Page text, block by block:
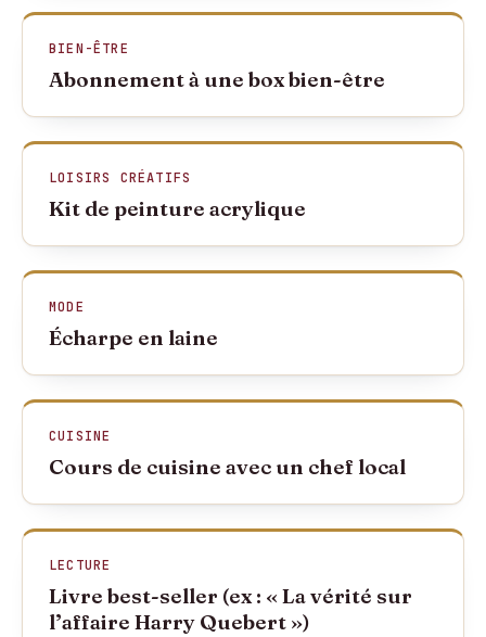
BIEN-ÊTRE
Abonnement à une box bien-être
LOISIRS CRÉATIFS
Kit de peinture acrylique
MODE
Écharpe en laine
CUISINE
Cours de cuisine avec un chef local
LECTURE
Livre best-seller (ex : « La vérité sur
l’affaire Harry Quebert »)